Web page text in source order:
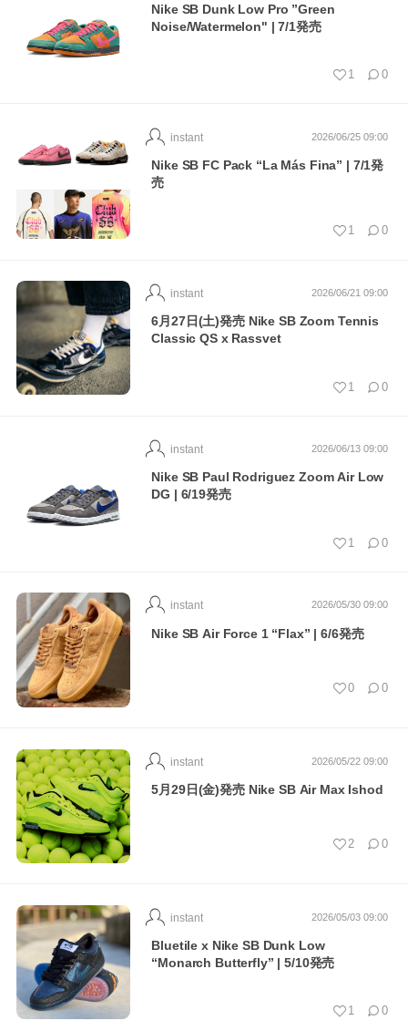
Nike SB Dunk Low Pro ”Green
Noise/Watermelon" | 7/1発売
1 0
2026/06/25 09:00
instant
Nike SB FC Pack “La Más Fina” | 7/1発
売
1 0
2026/06/21 09:00
instant
6月27日(土)発売 Nike SB Zoom Tennis
Classic QS x Rassvet
1 0
2026/06/13 09:00
instant
Nike SB Paul Rodriguez Zoom Air Low
DG | 6/19発売
1 0
2026/05/30 09:00
instant
Nike SB Air Force 1 “Flax” | 6/6発売
0 0
2026/05/22 09:00
instant
5月29日(金)発売 Nike SB Air Max Ishod
2 0
2026/05/03 09:00
instant
Bluetile x Nike SB Dunk Low
“Monarch Butterfly” | 5/10発売
1 0